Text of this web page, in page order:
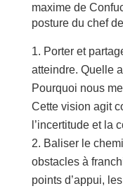
maxime de
posture du chef
Porter et
atteindre. Quelle
Pourquoi nous
Cette vision agit
l’incertitude et la
Baliser le
obstacles à
points d’appui,